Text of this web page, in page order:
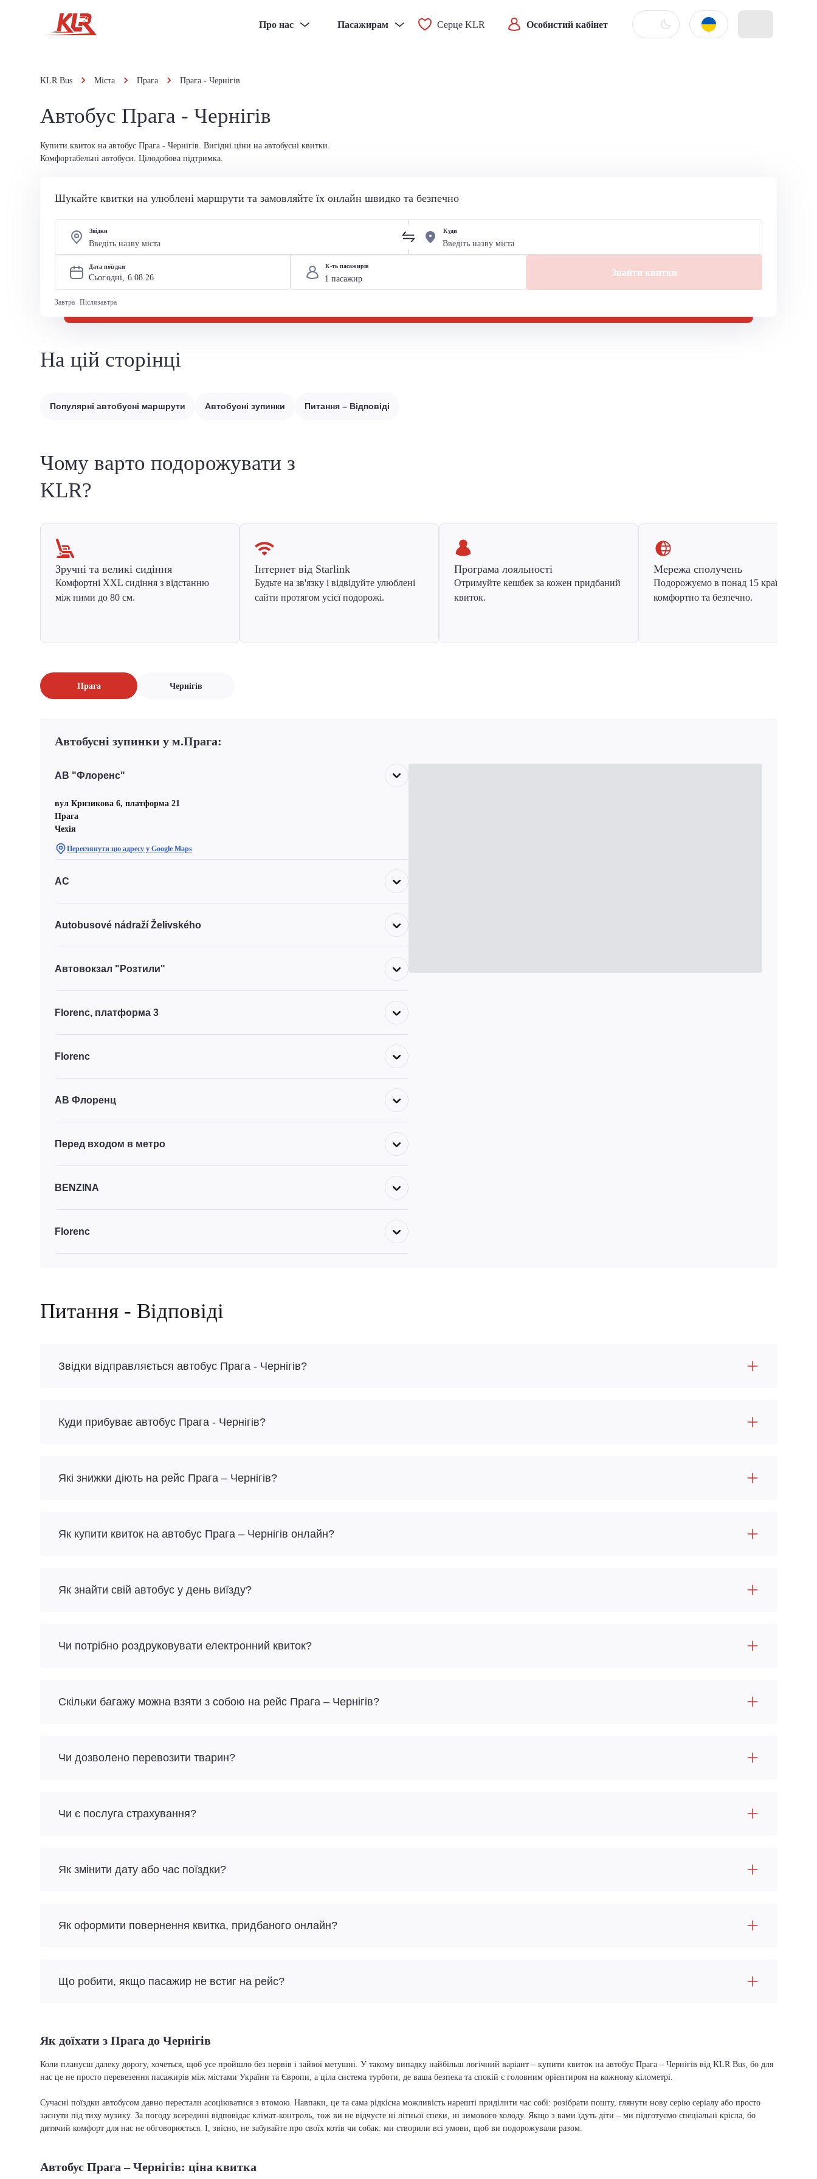
Про нас Пасажирам Серце KLR Особистий кабінет
KLR Bus Міста Прага Прага - Чернігів
Автобус Прага - Чернігів
Купити квиток на автобус Прага - Чернігів. Вигідні ціни на автобусні квитки.
Комфортабельні автобуси. Цілодобова підтримка.
Шукайте квитки на улюблені маршрути та замовляйте їх онлайн швидко та безпечно
Звідки Куди
Дата поїздки
Сьогодні, 6.08.26
Завтра Післязавтра
К-ть пасажирів
Знайти квитки
На цій сторінці
Популярні автобусні маршрути Автобусні зупинки Питання – Відповіді
Чому варто подорожувати з
KLR?
Зручні та великі сидіння
Комфортні XXL сидіння з відстанню
між ними до 80 см.
Інтернет від Starlink
Будьте на зв'язку і відвідуйте улюблені
сайти протягом усієї подорожі.
Програма лояльності
Отримуйте кешбек за кожен придбаний
квиток.
Мережа сполучень
Подорожуємо в понад 15 країн Європи
комфортно та безпечно.
Прага Чернігів
Автобусні зупинки у м.Прага:
АВ "Флоренс"
вул Кризикова 6, платформа 21
Прага
Чехiя
Переглянути цю адресу у Google Maps
АС
Autobusové nádraží Želivského
Автовокзал "Розтили"
Florenc, платформа 3
Florenc
АВ Флоренц
Перед входом в метро
BENZINA
Florenc
Питання - Відповіді
Звідки відправляється автобус Прага - Чернігів?
Куди прибуває автобус Прага - Чернігів?
Які знижки діють на рейс Прага – Чернігів?
Як купити квиток на автобус Прага – Чернігів онлайн?
Як знайти свій автобус у день виїзду?
Чи потрібно роздруковувати електронний квиток?
Скільки багажу можна взяти з собою на рейс Прага – Чернігів?
Чи дозволено перевозити тварин?
Чи є послуга страхування?
Як змінити дату або час поїздки?
Як оформити повернення квитка, придбаного онлайн?
Що робити, якщо пасажир не встиг на рейс?
Як доїхати з Прага до Чернігів
Коли плануєш далеку дорогу, хочеться, щоб усе пройшло без нервів і зайвої метушні. У такому випадку найбільш логічний варіант – купити квиток на автобус Прага – Чернігів від KLR Bus, бо для
нас це не просто перевезення пасажирів між містами України та Європи, а ціла система турботи, де ваша безпека та спокій є головним орієнтиром на кожному кілометрі.
Сучасні поїздки автобусом давно перестали асоціюватися з втомою. Навпаки, це та сама рідкісна можливість нарешті приділити час собі: розібрати пошту, глянути нову серію серіалу або просто
заснути під тиху музику. За погоду всередині відповідає клімат-контроль, тож ви не відчуєте ні літньої спеки, ні зимового холоду. Якщо з вами їдуть діти – ми підготуємо спеціальні крісла, бо
дитячий комфорт для нас не обговорюється. І, звісно, не забувайте про своїх котів чи собак: ми створили всі умови, щоб ви подорожували разом.
Автобус Прага – Чернігів: ціна квитка